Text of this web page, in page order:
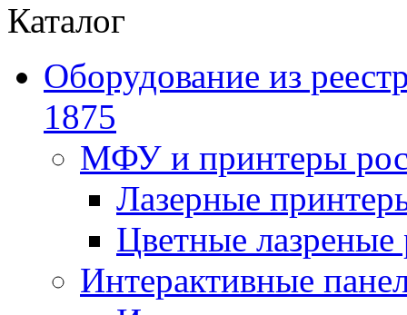
Каталог
Оборудование из
1875
МФУ и принтеры
Лазерные
Цветные
Интерактивные